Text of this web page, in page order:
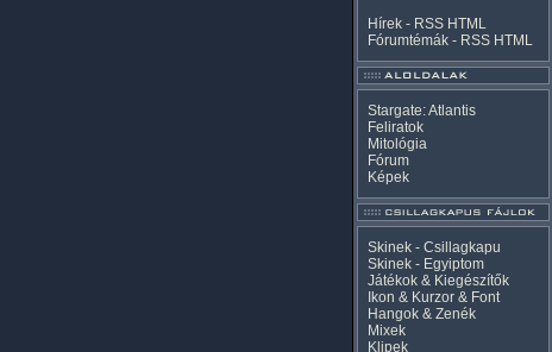
Hírek - RSS HTML
Fórumtémák - RSS HTML
Stargate: Atlantis
Feliratok
Mitológia
Fórum
Képek
Skinek - Csillagkapu
Skinek - Egyiptom
Játékok & Kiegészítők
Ikon & Kurzor & Font
Hangok & Zenék
Mixek
Klipek